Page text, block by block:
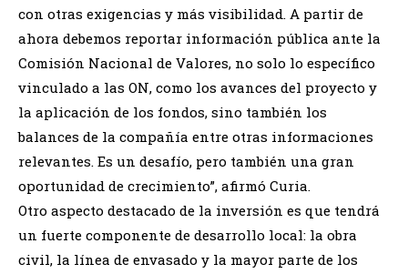
con otras exigencias y más visibilidad. A partir de
ahora debemos reportar información pública ante la
Comisión Nacional de Valores, no solo lo específico
vinculado a las ON, como los avances del proyecto y
la aplicación de los fondos, sino también los
balances de la compañía entre otras informaciones
relevantes. Es un desafío, pero también una gran
oportunidad de crecimiento”, afirmó Curia.
Otro aspecto destacado de la inversión es que tendrá
un fuerte componente de desarrollo local: la obra
civil, la línea de envasado y la mayor parte de los